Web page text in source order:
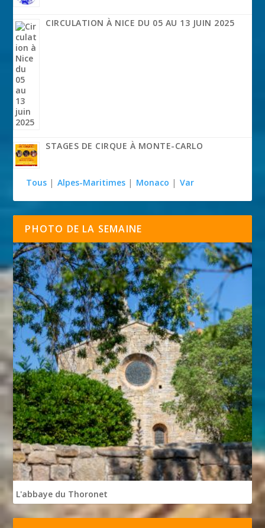
CIRCULATION À NICE DU 05 AU 13 JUIN 2025
STAGES DE CIRQUE À MONTE-CARLO
Tous | Alpes-Maritimes | Monaco | Var
PHOTO DE LA SEMAINE
L'abbaye du Thoronet